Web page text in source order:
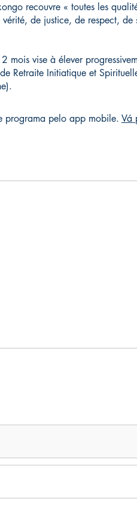
recouvre « toutes les
de justice, de respect,
mois vise à élever
Retraite Initiatique et
programa pelo app mobile. Vá